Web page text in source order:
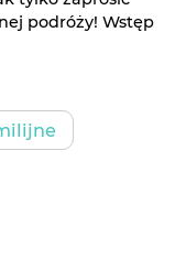
podróży! Wstęp